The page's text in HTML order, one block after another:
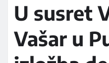
U susret
Vašar u